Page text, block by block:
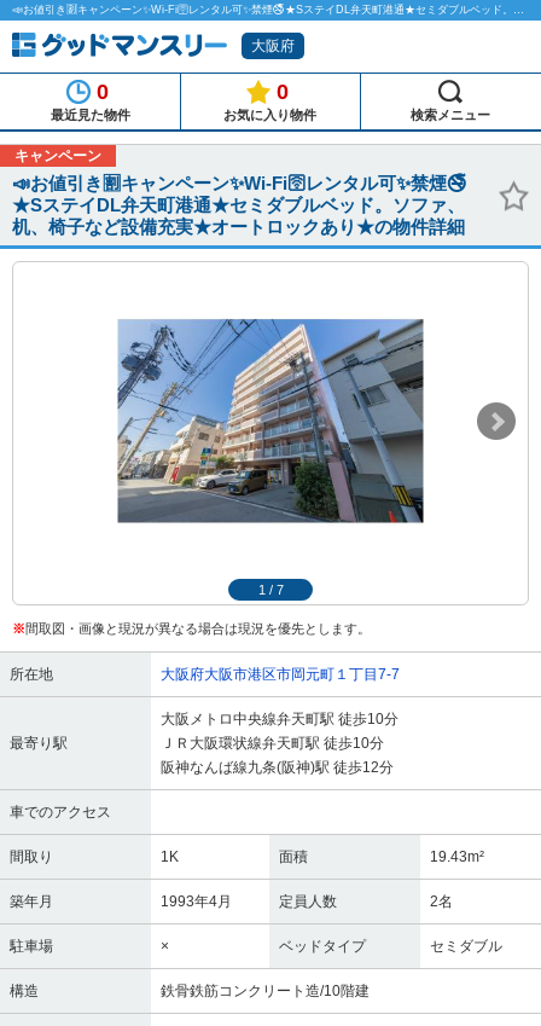
📣お値引き🈹キャンペーン✨Wi-Fi🛜レンタル可✨禁煙🚭★SステイDL弁天町港通★セミダブルベッド。ソファ、机、椅子など設備充実★オートロックあり★のマンスリーマンション物件詳細「グッドマンスリー」
大阪府
0
最近見た物件
0
お気に入り物件 検索メニュー
キャンペーン
📣お値引き🈹キャンペーン✨Wi-Fi🛜レンタル可✨禁煙🚭
★SステイDL弁天町港通★セミダブルベッド。ソファ、
机、椅子など設備充実★オートロックあり★の物件詳細
1 / 7
※間取図・画像と現況が異なる場合は現況を優先とします。
所在地 大阪府大阪市港区市岡元町１丁目7-7
最寄り駅
大阪メトロ中央線弁天町駅 徒歩10分
ＪＲ大阪環状線弁天町駅 徒歩10分
阪神なんば線九条(阪神)駅 徒歩12分
車でのアクセス
間取り 1K 面積 19.43m²
築年月 1993年4月 定員人数 2名
駐車場 × ベッドタイプ セミダブル
構造 鉄骨鉄筋コンクリート造/10階建